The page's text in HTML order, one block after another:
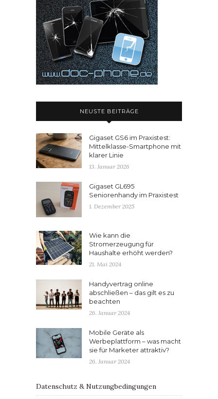
NEUSTE BEITRÄGE
Gigaset GS6 im Praxistest:
Mittelklasse-Smartphone mit
klarer Linie
13. Januar 2026
Gigaset GL695
Seniorenhandy im Praxistest
1. Dezember 2025
Wie kann die
Stromerzeugung für
Haushalte erhöht werden?
21. Mai 2024
Handyvertrag online
abschließen – das gilt es zu
beachten
26. Januar 2024
Mobile Geräte als
Werbeplattform – was macht
sie für Marketer attraktiv?
26. Januar 2024
Datenschutz & Nutzungbedingungen